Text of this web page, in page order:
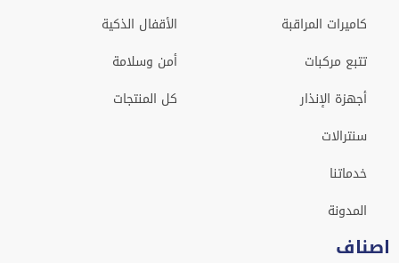
كاميرات المراقبة
تتبع مركبات
أجهزة الإنذار
سنترالات
خدماتنا
المدونة
الأقفال الذكية
أمن وسلامة
كل المنتجات
اصناف